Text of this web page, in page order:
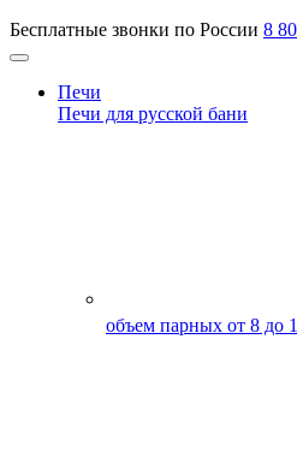
Бесплатные звонки по России 8
Печи
Печи для русской бани
объем парных от 8 до